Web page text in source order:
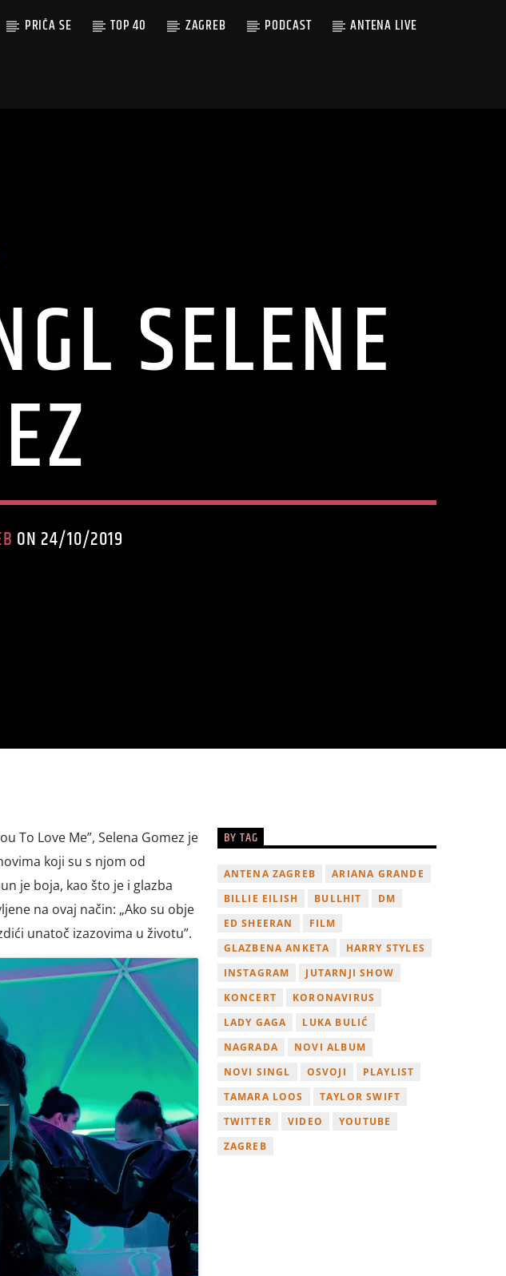
PRIČA SE TOP 40 ZAGREB PODCAST ANTENA LIVE
SELENE
ON 24/10/2019
To Love Me”, Selena Gomez je
koji su s njom od
je boja, kao što je i glazba
na ovaj način: „Ako su obje
unatoč izazovima u životu”.
BY TAG
ANTENA ZAGREB
ARIANA GRANDE
BILLIE EILISH
BULLHIT
DM
ED SHEERAN
FILM
GLAZBENA ANKETA
HARRY STYLES
INSTAGRAM
JUTARNJI SHOW
KONCERT
KORONAVIRUS
LADY GAGA
LUKA BULIĆ
NAGRADA
NOVI ALBUM
NOVI SINGL
OSVOJI
PLAYLIST
TAMARA LOOS
TAYLOR SWIFT
TWITTER
VIDEO
YOUTUBE
ZAGREB